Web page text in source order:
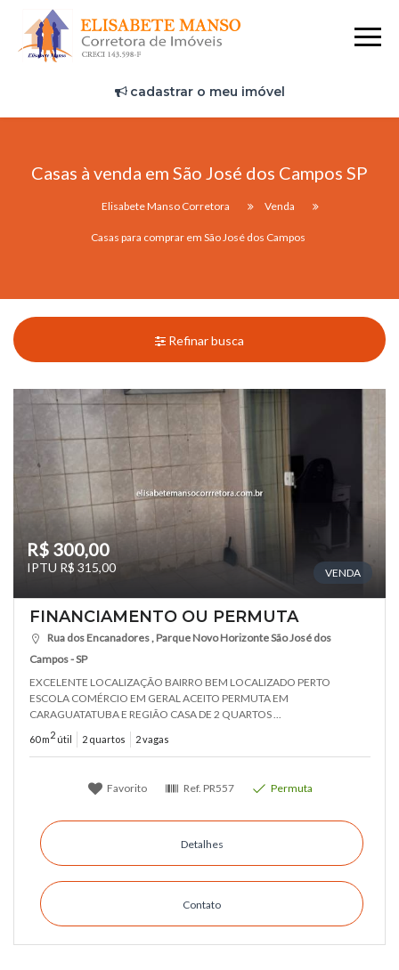
cadastrar o meu imóvel
Casas à venda em São José dos Campos SP
Elisabete Manso Corretora Venda
Casas para comprar em São José dos Campos
Refinar busca
R$ 300,00
IPTU R$ 315,00 VENDA
FINANCIAMENTO OU PERMUTA
Rua dos Encanadores , Parque Novo Horizonte São José dos
Campos - SP
EXCELENTE LOCALIZAÇÃO BAIRRO BEM LOCALIZADO PERTO
ESCOLA COMÉRCIO EM GERAL ACEITO PERMUTA EM
CARAGUATATUBA E REGIÃO CASA DE 2 QUARTOS ...
60 m2 útil 2 quartos 2 vagas
Favorito Ref. PR557 Permuta
Detalhes
Contato